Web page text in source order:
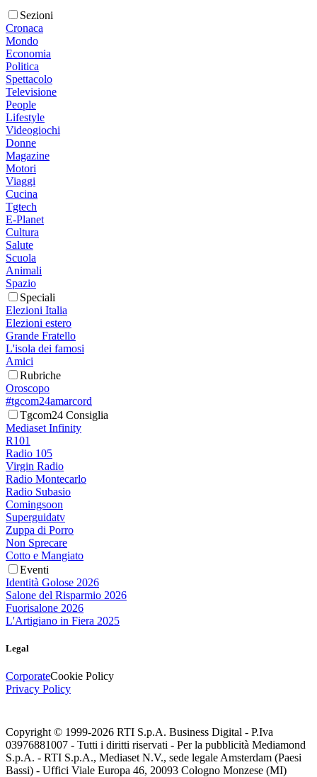
Sezioni
Cronaca
Mondo
Economia
Politica
Spettacolo
Televisione
People
Lifestyle
Videogiochi
Donne
Magazine
Motori
Viaggi
Cucina
Tgtech
E-Planet
Cultura
Salute
Scuola
Animali
Spazio
Speciali
Elezioni Italia
Elezioni estero
Grande Fratello
L'isola dei famosi
Amici
Rubriche
Oroscopo
#tgcom24amarcord
Tgcom24 Consiglia
Mediaset Infinity
R101
Radio 105
Virgin Radio
Radio Montecarlo
Radio Subasio
Comingsoon
Superguidatv
Zuppa di Porro
Non Sprecare
Cotto e Mangiato
Eventi
Identità Golose 2026
Salone del Risparmio 2026
Fuorisalone 2026
L'Artigiano in Fiera 2025
Legal
CorporateCookie Policy
Privacy Policy
Copyright © 1999-2026 RTI S.p.A. Business Digital - P.Iva
03976881007 - Tutti i diritti riservati - Per la pubblicità Mediamond
S.p.A. - RTI S.p.A., Mediaset N.V., sede legale Amsterdam (Paesi
Bassi) - Uffici Viale Europa 46, 20093 Cologno Monzese (MI)